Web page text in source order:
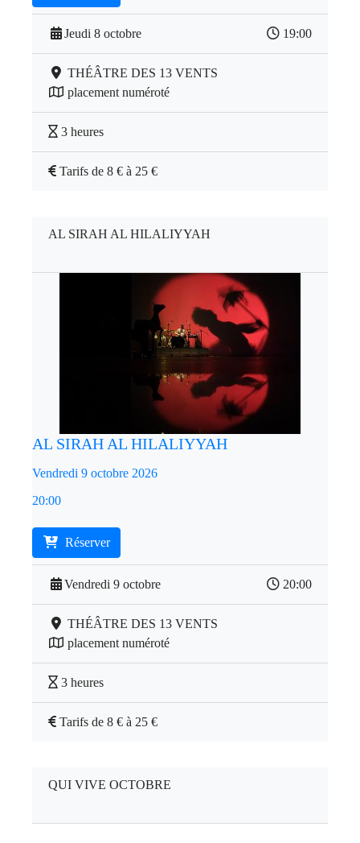
Jeudi 8 octobre 19:00
THÉÂTRE DES 13 VENTS
placement numéroté
3 heures
Tarifs de 8 € à 25 €
AL SIRAH AL HILALIYYAH
AL SIRAH AL HILALIYYAH
Vendredi 9 octobre 2026
20:00
Réserver
Vendredi 9 octobre 20:00
THÉÂTRE DES 13 VENTS
placement numéroté
3 heures
Tarifs de 8 € à 25 €
QUI VIVE OCTOBRE